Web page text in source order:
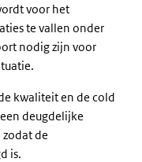
voor het
te vallen onder
nodig zijn voor
kwaliteit en de cold
deugdelijke
de
is.